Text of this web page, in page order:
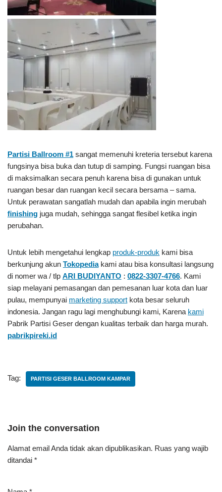
Partisi Ballroom #1 sangat memenuhi kreteria tersebut karena
fungsinya bisa buka dan tutup di samping. Fungsi ruangan bisa
di maksimalkan secara penuh karena bisa di gunakan untuk
ruangan besar dan ruangan kecil secara bersama – sama.
Untuk perawatan sangatlah mudah dan apabila ingin merubah
finishing juga mudah, sehingga sangat flesibel ketika ingin
perubahan.
Untuk lebih mengetahui lengkap produk-produk kami bisa
berkunjung akun Tokopediakami atau bisa konsultasi langsung
di nomer wa / tlp ARI BUDIYANTO : 0822-3307-4766. Kami
siap melayani pemasangan dan pemesanan luar kota dan luar
pulau, mempunyai marketing support kota besar seluruh
indonesia. Jangan ragu lagi menghubungi kami, Karena kami
Pabrik Partisi Geser dengan kualitas terbaik dan harga murah.
pabrikpireki.id
Tag: PARTISI GESER BALLROOM KAMPAR
Join the conversation
Alamat email Anda tidak akan dipublikasikan. Ruas yang wajib
ditandai *